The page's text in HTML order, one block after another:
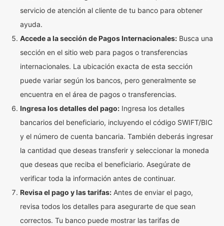
servicio de atención al cliente de tu banco para obtener
ayuda.
Accede a la sección de Pagos Internacionales: Busca una
sección en el sitio web para pagos o transferencias
internacionales. La ubicación exacta de esta sección
puede variar según los bancos, pero generalmente se
encuentra en el área de pagos o transferencias.
Ingresa los detalles del pago: Ingresa los detalles
bancarios del beneficiario, incluyendo el código SWIFT/BIC
y el número de cuenta bancaria. También deberás ingresar
la cantidad que deseas transferir y seleccionar la moneda
que deseas que reciba el beneficiario. Asegúrate de
verificar toda la información antes de continuar.
Revisa el pago y las tarifas: Antes de enviar el pago,
revisa todos los detalles para asegurarte de que sean
correctos. Tu banco puede mostrar las tarifas de